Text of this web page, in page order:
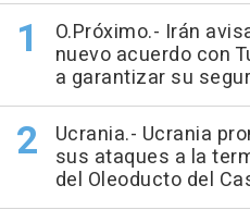
O.Próximo.- Irán
nuevo acuerdo con
a garantizar su
Ucrania.- Ucrania
sus ataques a la
del Oleoducto del